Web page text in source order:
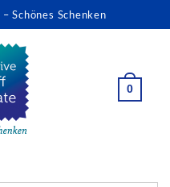
– Schönes Schenken
0